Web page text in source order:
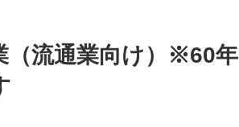
（流通業向け）※60年